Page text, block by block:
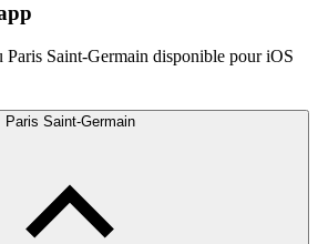
Paris Saint-Germain disponible pour iOS
Paris Saint-Germain